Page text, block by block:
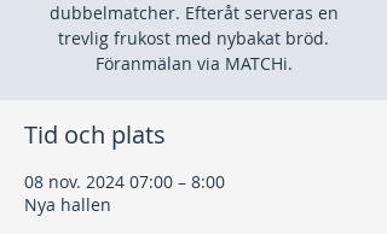
dubbelmatcher. Efteråt serveras en
trevlig frukost med nybakat bröd.
Föranmälan via MATCHi.
Tid och plats
08 nov. 2024 07:00 – 8:00
Nya hallen